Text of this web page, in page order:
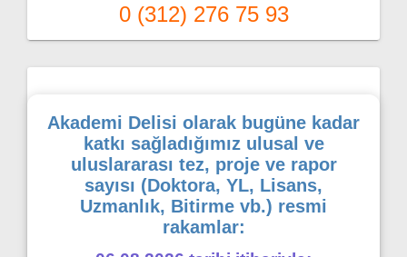
0 (312) 276 75 93
Akademi Delisi olarak bugüne kadar
katkı sağladığımız ulusal ve
uluslararası tez, proje ve rapor
sayısı (Doktora, YL, Lisans,
Uzmanlık, Bitirme vb.) resmi
rakamlar: